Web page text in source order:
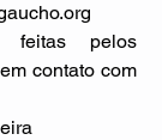
feitas pelos
contato com